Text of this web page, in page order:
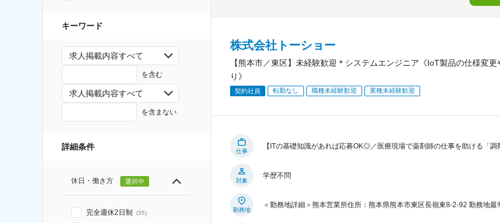
キーワード
求人掲載内容すべて
を含む
求人掲載内容すべて
を含まない
詳細条件
休日・働き方 選択中
完全週休2日制 (35)
株式会社トーショー
【熊本市／東区】未経験歓迎＊システムエンジニア《IoT製品の仕様変
り》
契約社員 転勤なし 職種未経験歓迎 業種未経験歓迎
仕事
【ITの基礎知識があれば応募OK◎／医療現場で薬剤師の仕事を助ける「
対象
学歴不問
勤務地
＜勤務地詳細＞熊本営業所住所：熊本県熊本市東区長嶺東8-2-92 勤務地